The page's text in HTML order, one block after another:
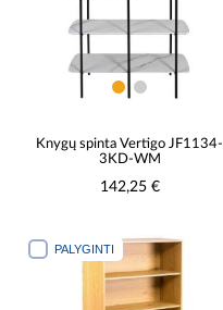
Knygų spinta Vertigo JF1134-
3KD-WM
142,25 €
PALYGINTI